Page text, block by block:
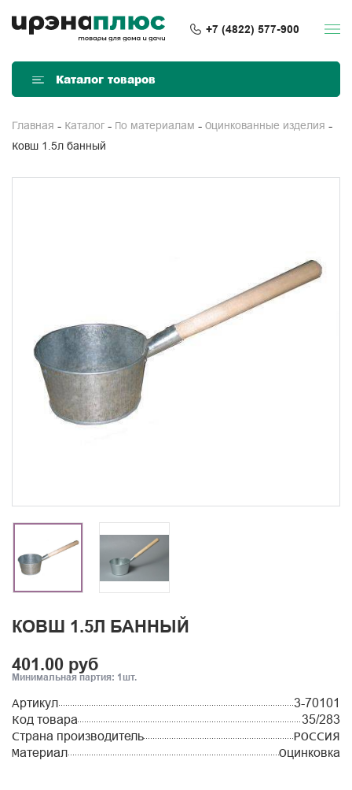
+7 (4822) 577-900
Каталог товаров
Главная Каталог По материалам
Оцинкованные изделия
Ковш 1.5л банный
КОВШ 1.5Л БАННЫЙ
401.00 руб
Минимальная партия: 1шт.
Артикул
3-70101
Код товара
35/283
Страна производитель
РОССИЯ
Материал
Оцинковка